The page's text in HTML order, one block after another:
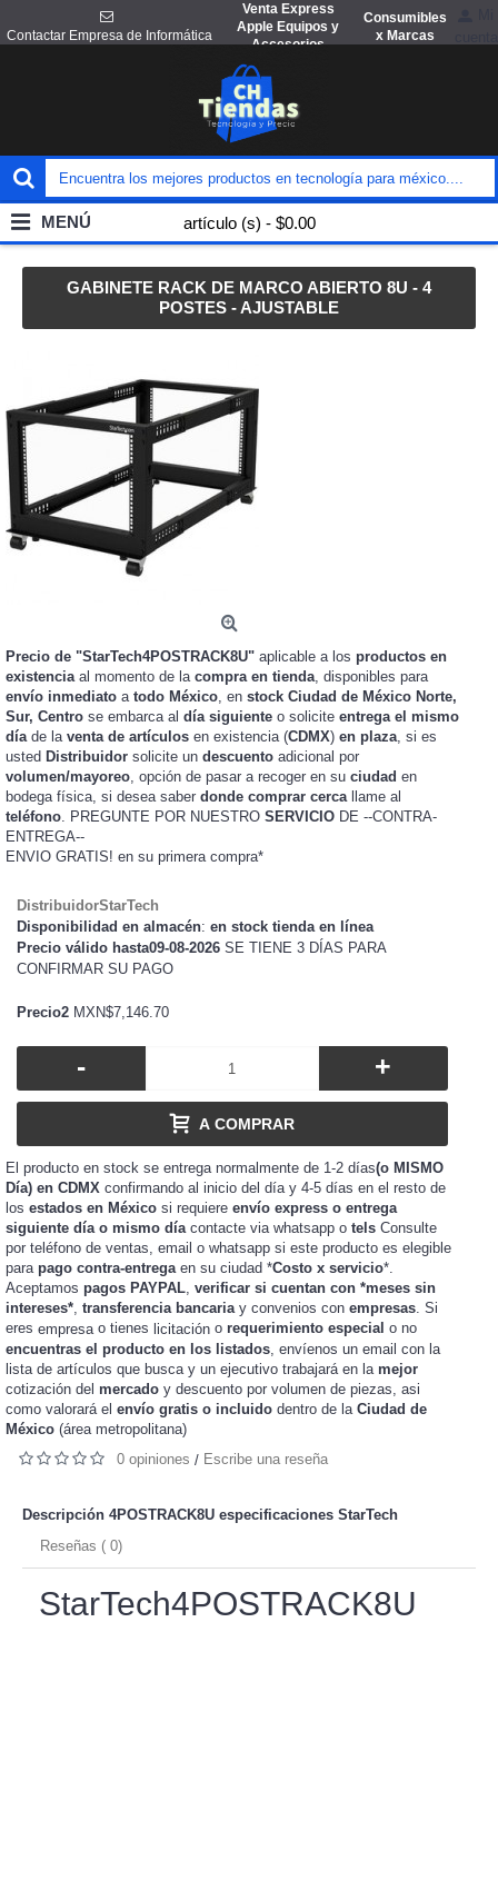
Contactar Empresa de Informática
Venta Express
Apple Equipos y
Accesorios
Consumibles
x Marcas
artículo (s) - $0.00
MENÚ
GABINETE RACK DE MARCO ABIERTO 8U - 4
POSTES - AJUSTABLE
Precio de "StarTech4POSTRACK8U" aplicable a los productos en
existenciaal momento de la compra en tienda, disponibles para
envío inmediato a todo México, en stock Ciudad de México Norte,
Sur, Centro se embarca al día siguiente o solicite entrega el mismo
díade la venta de artículos en existencia (CDMX) en plaza, si es
usted Distribuidor solicite un descuento adicional por
volumen/mayoreo, opción de pasar a recoger en su ciudad en
bodega física, si desea saber donde comprar cercallame al
teléfono. PREGUNTE POR NUESTRO SERVICIO DE --CONTRA-
ENTREGA--
ENVIO GRATIS! en su primera compra*
DistribuidorStarTech
Disponibilidad en almacén: en stock tienda en línea
Precio válido hasta09-08-2026 SE TIENE 3 DÍAS PARA
CONFIRMAR SU PAGO
Precio2 MXN$7,146.70
- +
A COMPRAR
El producto en stock se entrega normalmente de 1-2 días(o MISMO
Día) en CDMX confirmando al inicio del día y 4-5 días en el resto de
los estados en México si requiere envío express o entrega
siguiente día o mismo díacontacte via whatsapp o tels Consulte
por teléfono de ventas, email o whatsapp si este producto es elegible
para pago contra-entregaen su ciudad *Costo x servicio*.
Aceptamos pagos PAYPAL, verificar si cuentan con *meses sin
intereses*, transferencia bancariay convenios con empresas. Si
eres empresa o tienes licitación o requerimiento especial o no
encuentras el producto en los listados , envíenos un email con la
lista de artículos que busca y un ejecutivo trabajará en la mejor
cotización del mercado y descuento por volumen de piezas, asi
como valorará el envío gratis o incluido dentro de la Ciudad de
México (área metropolitana)
0 opiniones / Escribe una reseña
Descripción 4POSTRACK8U especificaciones StarTech
Reseñas ( 0)
StarTech4POSTRACK8U